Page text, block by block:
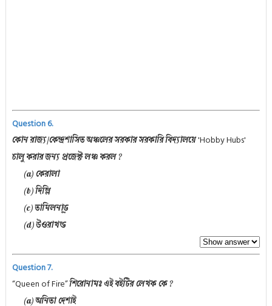
Question 6.
কোন রাজ্য/কেন্দ্রশাসিত অঞ্চলের সরকার সরকারি বিদ্যালয়ে'Hobby Hubs'
চালু করার জন্য প্রজেক্ট লঞ্চ করল ?
(a) কেরালা
(b) দিল্লি
(c) তামিলনাড়ু
(d) উওরাখন্ড
Question 7.
“Queen of Fire”শিরোনামঃ এই বইটির লেখক কে ?
(a) অনিতা দেশাই